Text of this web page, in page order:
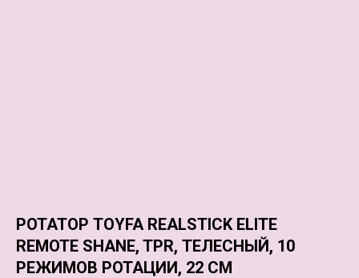
РОТАТОР TOYFA REALSTICK ELITE
REMOTE SHANE, TPR, ТЕЛЕСНЫЙ, 10
РЕЖИМОВ РОТАЦИИ, 22 СМ